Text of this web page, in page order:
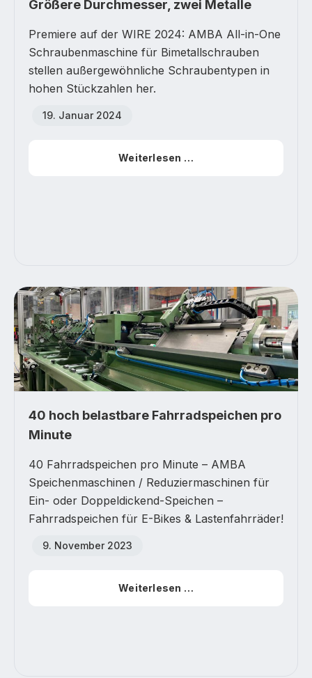
Größere Durchmesser, zwei Metalle
Premiere auf der WIRE 2024: AMBA All-in-One
Schraubenmaschine für Bimetallschrauben
stellen außergewöhnliche Schraubentypen in
hohen Stückzahlen her.
19. Januar 2024
Weiterlesen …
40 hoch belastbare Fahrradspeichen pro
Minute
40 Fahrradspeichen pro Minute – AMBA
Speichenmaschinen / Reduziermaschinen für
Ein- oder Doppeldickend-Speichen –
Fahrradspeichen für E-Bikes & Lastenfahrräder!
9. November 2023
Weiterlesen …